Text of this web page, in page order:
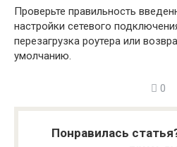
Проверьте правильность
настройки сетевого
перезагрузка роутера или
умолчанию.
0
Понравилась